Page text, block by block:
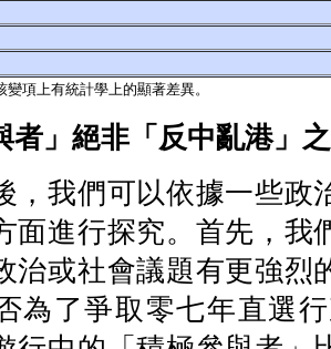
項上有統計學上的顯著差異。
者」絕非「反中亂港」
，我們可以依據一些政
面進行探究。首先，我
治或社會議題有更強烈
為了爭取零七年直選